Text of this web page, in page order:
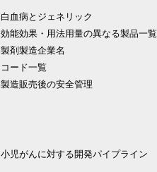
白血病とジェネリック
効能効果・用法用量の異なる製品一覧
製剤製造企業名
コード一覧
製造販売後の安全管理
小児がんに対する開発パイプライン